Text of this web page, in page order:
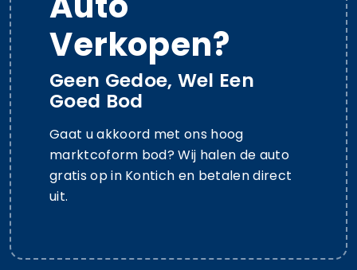
Verkopen?
Geen Gedoe, Wel Een
Goed Bod
Gaat u akkoord met ons hoog
marktcoform bod? Wij halen de auto
gratis op in Kontich en betalen direct
uit.